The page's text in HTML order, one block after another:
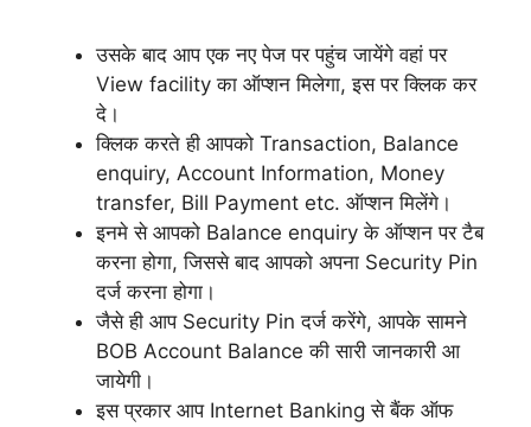
उसके बाद आप एक नए पेज पर पहुंच जायेंगे वहां पर
View facility का ऑप्शन मिलेगा, इस पर क्लिक कर
दे।
क्लिक करते ही आपको Transaction, Balance
enquiry, Account Information, Money
transfer, Bill Payment etc. ऑप्शन मिलेंगे।
इनमे से आपको Balance enquiry के ऑप्शन पर टैब
करना होगा, जिससे बाद आपको अपना Security Pin
दर्ज करना होगा।
जैसे ही आप Security Pin दर्ज करेंगे, आपके सामने
BOB Account Balance की सारी जानकारी आ
जायेगी।
इस प्रकार आप Internet Banking से बैंक ऑफ